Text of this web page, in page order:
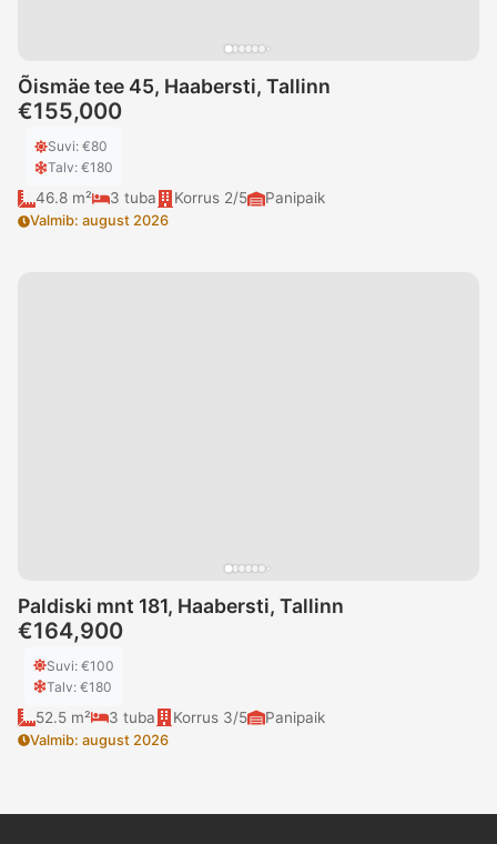
Õismäe tee 45, Haabersti, Tallinn
€155,000
Suvi: €80
Talv: €180
46.8 m² 3 tuba Korrus 2/5 Panipaik
Valmib: august 2026
Paldiski mnt 181, Haabersti, Tallinn
€164,900
Suvi: €100
Talv: €180
52.5 m² 3 tuba Korrus 3/5 Panipaik
Valmib: august 2026